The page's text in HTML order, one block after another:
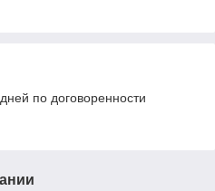
по договоренности